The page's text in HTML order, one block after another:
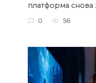
платформа снова
0 56